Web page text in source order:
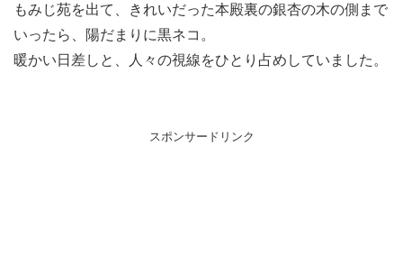
もみじ苑を出て、きれいだった本殿裏の銀杏の木の側まで
いったら、陽だまりに黒ネコ。
暖かい日差しと、人々の視線をひとり占めしていました。
スポンサードリンク